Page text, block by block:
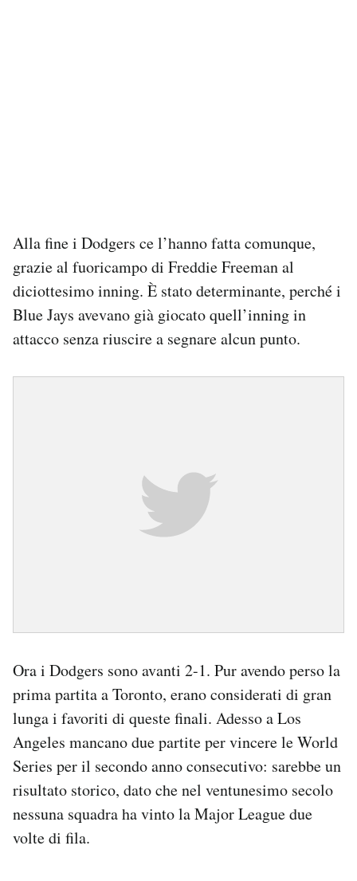
Alla fine i Dodgers ce l’hanno fatta comunque,
grazie al fuoricampo di Freddie Freeman al
diciottesimo inning. È stato determinante, perché i
Blue Jays avevano già giocato quell’inning in
attacco senza riuscire a segnare alcun punto.
Ora i Dodgers sono avanti 2-1. Pur avendo perso la
prima partita a Toronto, erano considerati di gran
lunga i favoriti di queste finali. Adesso a Los
Angeles mancano due partite per vincere le World
Series per il secondo anno consecutivo: sarebbe un
risultato storico, dato che nel ventunesimo secolo
nessuna squadra ha vinto la Major League due
volte di fila.